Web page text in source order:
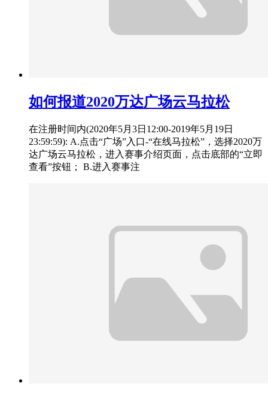
如何报道2020万达广场云马拉松
在注册时间内(2020年5月3日12:00-2019年5月19日
23:59:59): A.点击“广场”入口-“在线马拉松”，选择2020万
达广场云马拉松，进入赛事介绍页面，点击底部的“立即
查看”按钮； B.进入赛事注